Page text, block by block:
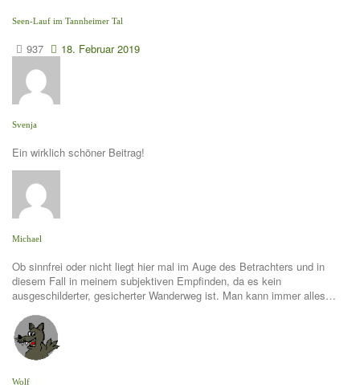
Seen-Lauf im Tannheimer Tal
937 18. Februar 2019
Svenja
Ein wirklich schöner Beitrag!
Michael
Ob sinnfrei oder nicht liegt hier mal im Auge des Betrachters und in
diesem Fall in meinem subjektiven Empfinden, da es kein
ausgeschilderter, gesicherter Wanderweg ist. Man kann immer alles…
Wolf